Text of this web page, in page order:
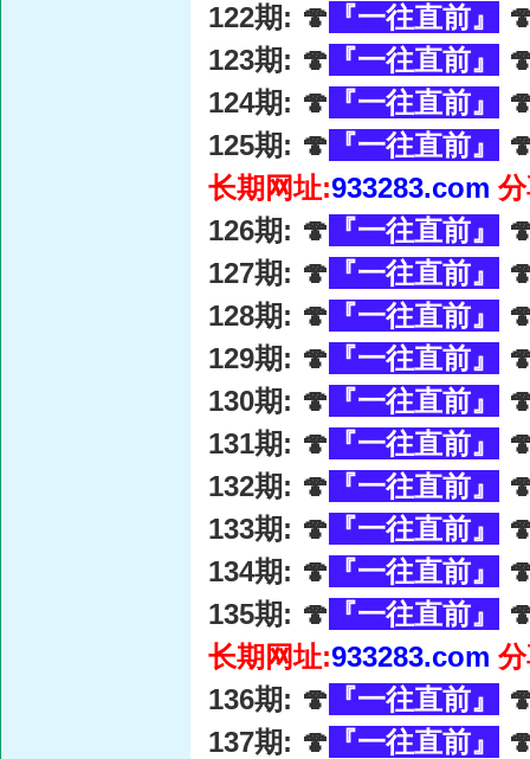
122期: 🍄 『一往直前』
123期: 🍄 『一往直前』
124期: 🍄 『一往直前』
125期: 🍄 『一往直前』
长期网址:933283.com
126期: 🍄 『一往直前』
127期: 🍄 『一往直前』
128期: 🍄 『一往直前』
129期: 🍄 『一往直前』
130期: 🍄 『一往直前』
131期: 🍄 『一往直前』
132期: 🍄 『一往直前』
133期: 🍄 『一往直前』
134期: 🍄 『一往直前』
135期: 🍄 『一往直前』
长期网址:933283.com
136期: 🍄 『一往直前』
137期: 🍄 『一往直前』